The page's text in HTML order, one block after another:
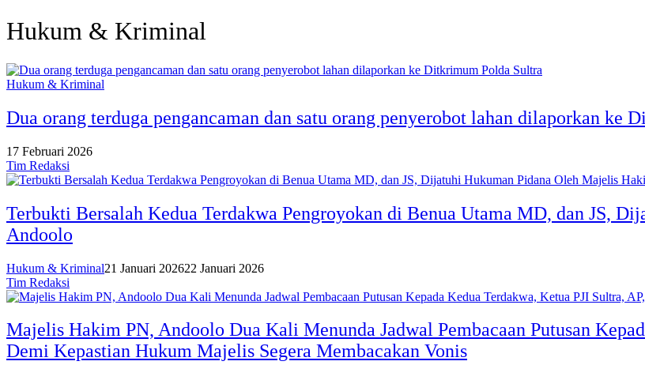
Hukum & Kriminal
Hukum & Kriminal
Dua orang terduga pengancaman dan satu orang penyerobot lahan dilaporkan ke
17 Februari 2026
Tim Redaksi
Terbukti Bersalah Kedua Terdakwa Pengroyokan di Benua Utama MD, dan JS,
Andoolo
Hukum & Kriminal21 Januari 202622 Januari 2026
Tim Redaksi
Majelis Hakim PN, Andoolo Dua Kali Menunda Jadwal Pembacaan Putusan
Demi Kepastian Hukum Majelis Segera Membacakan Vonis